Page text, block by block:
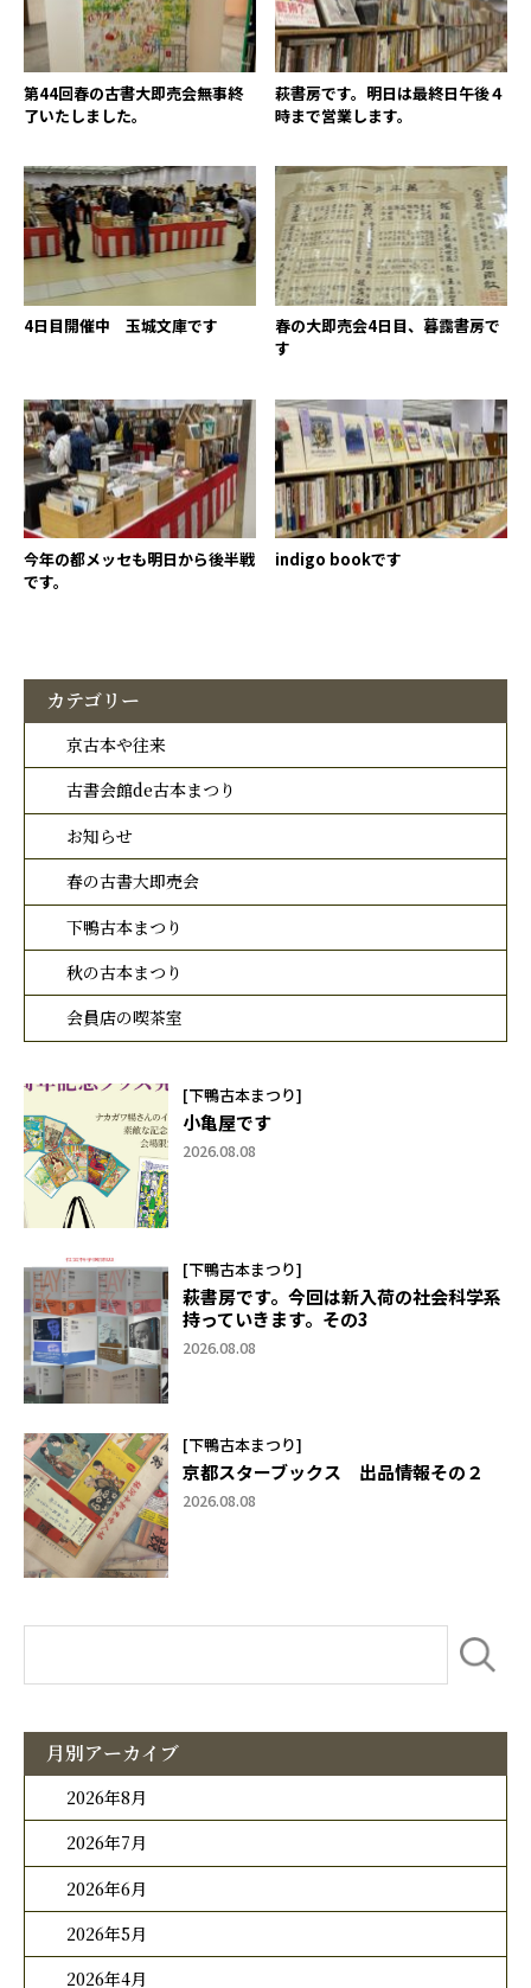
第44回春の古書大即売会無事終
了いたしました。
萩書房です。明日は最終日午後４
時まで営業します。
4日目開催中 玉城文庫です
春の大即売会4日目、暮靄書房で
す
今年の都メッセも明日から後半戦
です。
indigo bookです
カテゴリー
京古本や往来
古書会館de古本まつり
お知らせ
春の古書大即売会
下鴨古本まつり
秋の古本まつり
会員店の喫茶室
[下鴨古本まつり]
小亀屋です
2026.08.08
[下鴨古本まつり]
萩書房です。今回は新入荷の社会科学系
持っていきます。その3
2026.08.08
[下鴨古本まつり]
京都スターブックス 出品情報その２
2026.08.08
月別アーカイブ
2026年8月
2026年7月
2026年6月
2026年5月
2026年4月